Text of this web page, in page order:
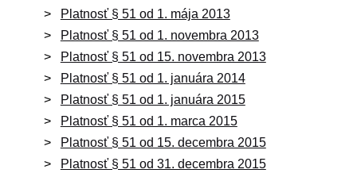
Platnosť § 51 od 1. mája 2013
Platnosť § 51 od 1. novembra 2013
Platnosť § 51 od 15. novembra 2013
Platnosť § 51 od 1. januára 2014
Platnosť § 51 od 1. januára 2015
Platnosť § 51 od 1. marca 2015
Platnosť § 51 od 15. decembra 2015
Platnosť § 51 od 31. decembra 2015